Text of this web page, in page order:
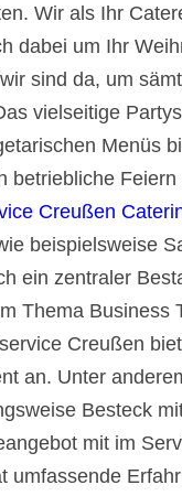
Wir als Ihr
dabei um Ihr
sind da, um
vielseitige
Menüs
betriebliche
Creußen
beispielsweise
ein zentraler
Thema Business
Creußen
an. Unter
Besteck
mit im
umfassende